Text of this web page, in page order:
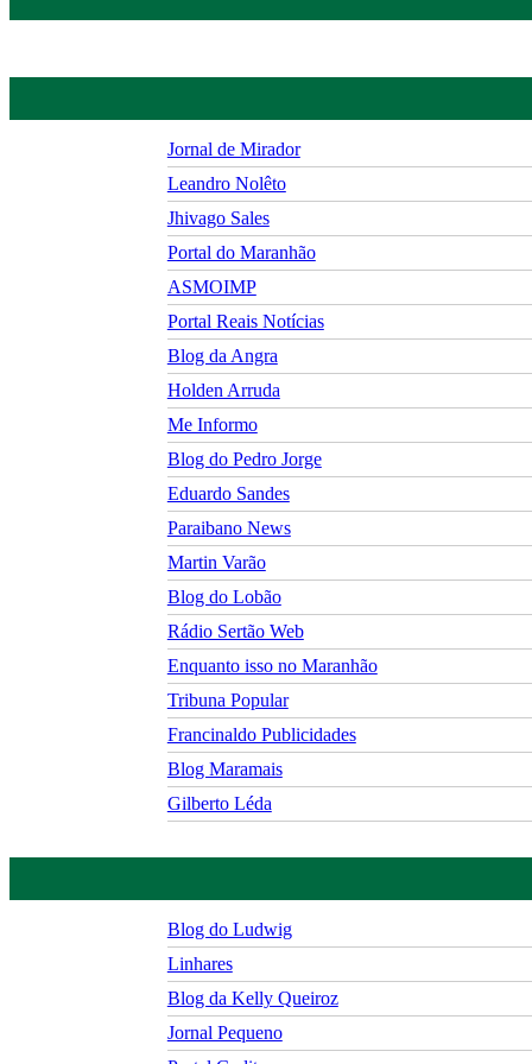
Jornal de Mirador
Leandro Nolêto
Jhivago Sales
Portal do Maranhão
ASMOIMP
Portal Reais Notí­cias
Blog da Angra
Holden Arruda
Me Informo
Blog do Pedro Jorge
Eduardo Sandes
Paraibano News
Martin Varão
Blog do Lobão
Rádio Sertão Web
Enquanto isso no Maranhão
Tribuna Popular
Francinaldo Publicidades
Blog Maramais
Gilberto Léda
Blog do Ludwig
Linhares
Blog da Kelly Queiroz
Jornal Pequeno